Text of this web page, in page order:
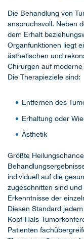
Die Behandlung von
anspruchsvoll. Neben
dem Erhalt
Organfunktionen liegt
ästhetischen und
Chirurgen auf
Die Therapieziele sind:
Entfernen des
Erhaltung oder
Ästhetik
Größte
individuell auf die
zugeschnitten sind
Erkenntnisse der
Diesen Standard
Kopf-Hals-
Patienten